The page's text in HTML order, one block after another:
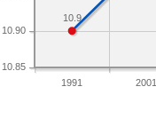
1991 2001
10.85
10.90
10.9